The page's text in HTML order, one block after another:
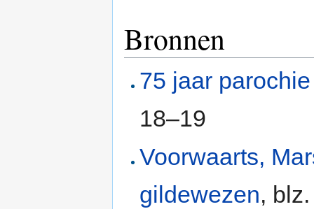
Bronnen
75 jaar
18–19
Voorwaarts,
gildewezen,